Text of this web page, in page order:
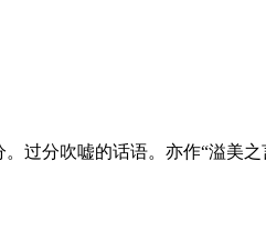
过分吹嘘的话语。亦作“溢美